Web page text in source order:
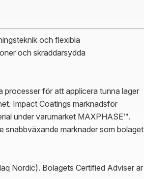
och flexibla
och skräddarsydda
processer för att applicera tunna lager
Impact Coatings marknadsför
under varumärket MAXPHASE™.
snabbväxande marknader som bolaget
Nordic). Bolagets Certified Adviser är